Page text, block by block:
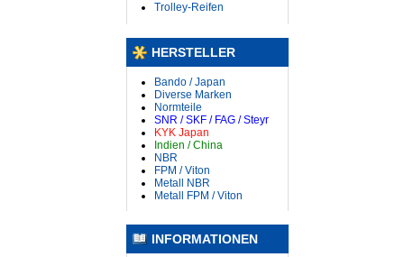
Trolley-Reifen
HERSTELLER
Bando / Japan
Diverse Marken
Normteile
SNR / SKF / FAG / Steyr
KYK Japan
Indien / China
NBR
FPM / Viton
Metall NBR
Metall FPM / Viton
INFORMATIONEN